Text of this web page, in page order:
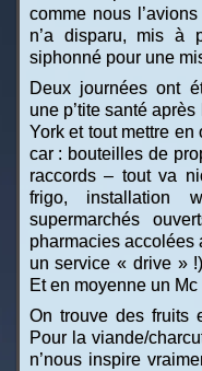
comme nous
n’a disparu, mis à
siphonné pour une
Deux journées ont
une p’tite santé
York et tout mettre
car : bouteilles de
raccords – tout va
frigo, installation
supermarchés
pharmacies accolées
un service « drive »
Et en moyenne un
On trouve des fruits
Pour la viande/
n’nous inspire